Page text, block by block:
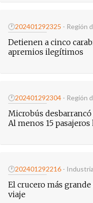
🕐202401292325 - Región
Detienen a cinco
apremios ilegítimos
🕐202401292304 - Región
Microbús desbarrancó
Al menos 15
🕐202401292216 - Industria
El crucero más
viaje